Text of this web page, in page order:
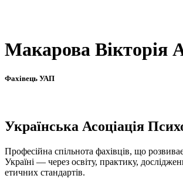
Макарова Вікторія
Фахівець УАП
Українська Асоціація
Професійна спільнота фахівців, що
Україні — через освіту, практику,
етичних стандартів.